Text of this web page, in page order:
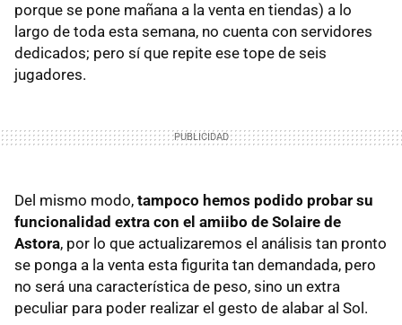
porque se pone mañana a la venta en tiendas) a lo
largo de toda esta semana, no cuenta con servidores
dedicados; pero sí que repite ese tope de seis
jugadores.
Del mismo modo, tampoco hemos podido probar su
funcionalidad extra con el amiibo de Solaire de
Astora, por lo que actualizaremos el análisis tan pronto
se ponga a la venta esta figurita tan demandada, pero
no será una característica de peso, sino un extra
peculiar para poder realizar el gesto de alabar al Sol.